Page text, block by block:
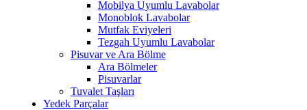
Mobilya Uyumlu Lavabolar
Monoblok Lavabolar
Mutfak Eviyeleri
Tezgah Uyumlu Lavabolar
Pisuvar ve Ara Bölme
Ara Bölmeler
Pisuvarlar
Tuvalet Taşları
Yedek Parçalar